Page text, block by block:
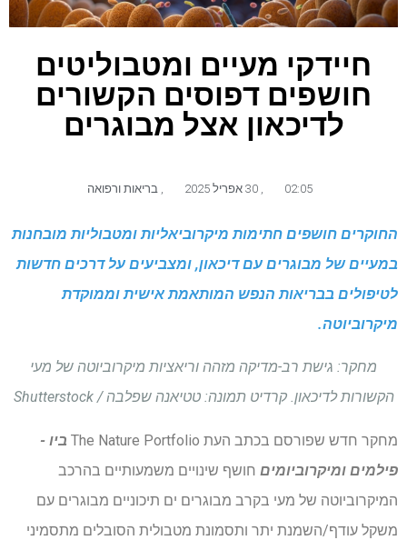
חיידקי מעיים ומטבוליטים
חושפים דפוסים הקשורים
לדיכאון אצל מבוגרים
02:05 בריאות ורפואה
החוקרים חושפים חתימות מיקרוביאליות ומטבוליות מובחנות
במעיים של מבוגרים עם דיכאון, ומצביעים על דרכים חדשות
לטיפולים בבריאות הנפש המותאמת אישית וממוקדת
מיקרוביוטה.
מחקר: גישת רב-מדיקה מזהה וריאציות מיקרוביוטה של ​​מעי
הקשורות לדיכאון. קרדיט תמונה: טטיאנה שפלבה / Shutterstock
מחקר חדש שפורסם בכתב העת The Nature Portfolio
ביו -
פילמים ומיקרוביומים חושף שינויים משמעותיים בהרכב
המיקרוביוטה של ​​מעי בקרב מבוגרים ים תיכוניים מבוגרים עם
משקל עודף/השמנת יתר ותסמונת מטבולית הסובלים מתסמיני